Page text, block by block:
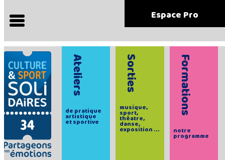
Espace Pro
Ateliers
de pratique
artistique
et sportive
Sorties
musique,
sport,
théatre,
danse,
exposition ...
Formations
notre
programme